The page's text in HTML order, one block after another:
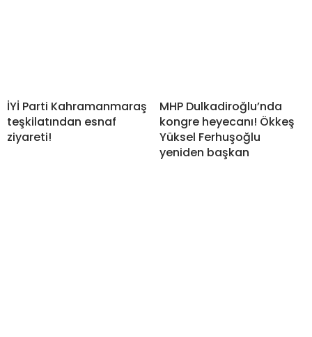
İYİ Parti Kahramanmaraş
teşkilatından esnaf
ziyareti!
MHP Dulkadiroğlu’nda
kongre heyecanı! Ökkeş
Yüksel Ferhuşoğlu
yeniden başkan